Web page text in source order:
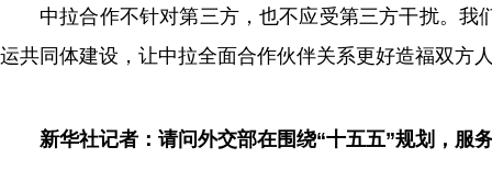
中拉合作不针对第三方，也不应受第三方干扰。
运共同体建设，让中拉全面合作伙伴关系更好造福双方
新华社记者：请问外交部在围绕“十五五”规划，服